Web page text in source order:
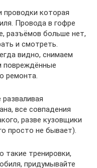
проводки которая
Провода в гофре
разъёмов больше нет,
и смотреть.
видно, снимаем
повреждённые
ремонта.
все совпадения
разве кузовщики
просто не бывает).
такие тренировки,
придумывайте